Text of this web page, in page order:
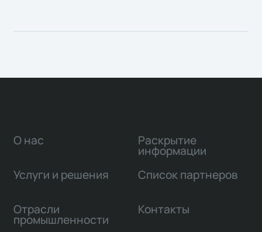
О нас
Услуги и решения
Отрасли
промышленности
Раскрытие
информации
Список партнеров
Контакты